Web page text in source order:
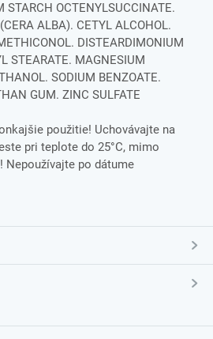
STARCH OCTENYLSUCCINATE.
ALBA). CETYL ALCOHOL.
DISTEARDIMONIUM
STEARATE. MAGNESIUM
SODIUM BENZOATE.
GUM. ZINC SULFATE
použitie! Uchovávajte na
pri teplote do 25°C, mimo
Nepoužívajte po dátume